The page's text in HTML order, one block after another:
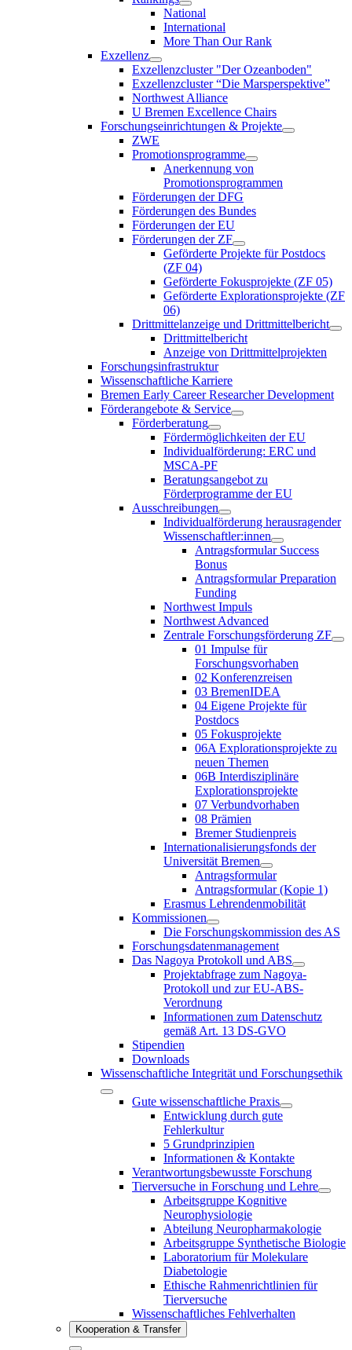
National
International
More Than Our Rank
Exzellenz
Exzellenzcluster "Der Ozeanboden"
Exzellenzcluster “Die Marsperspektive”
Northwest Alliance
U Bremen Excellence Chairs
Forschungseinrichtungen & Projekte
ZWE
Promotionsprogramme
Anerkennung von
Promotionsprogrammen
Förderungen der DFG
Förderungen des Bundes
Förderungen der EU
Förderungen der ZF
Geförderte Projekte für Postdocs
(ZF 04)
Geförderte Fokusprojekte (ZF 05)
Geförderte Explorationsprojekte (ZF
06)
Drittmittelanzeige und Drittmittelbericht
Drittmittelbericht
Anzeige von Drittmittelprojekten
Forschungsinfrastruktur
Wissenschaftliche Karriere
Bremen Early Career Researcher Development
Förderangebote & Service
Förderberatung
Fördermöglichkeiten der EU
Individualförderung: ERC und
MSCA-PF
Beratungsangebot zu
Förderprogramme der EU
Ausschreibungen
Individualförderung herausragender
Wissenschaftler:innen
Antragsformular Success
Bonus
Antragsformular Preparation
Funding
Northwest Impuls
Northwest Advanced
Zentrale Forschungsförderung ZF
01 Impulse für
Forschungsvorhaben
02 Konferenzreisen
03 BremenIDEA
04 Eigene Projekte für
Postdocs
05 Fokusprojekte
06A Explorationsprojekte zu
neuen Themen
06B Interdisziplinäre
Explorationsprojekte
07 Verbundvorhaben
08 Prämien
Bremer Studienpreis
Internationalisierungsfonds der
Universität Bremen
Antragsformular
Antragsformular (Kopie 1)
Erasmus Lehrendenmobilität
Kommissionen
Die Forschungskommission des AS
Forschungsdatenmanagement
Das Nagoya Protokoll und ABS
Projektabfrage zum Nagoya-
Protokoll und zur EU-ABS-
Verordnung
Informationen zum Datenschutz
gemäß Art. 13 DS-GVO
Stipendien
Downloads
Wissenschaftliche Integrität und Forschungsethik
Gute wissenschaftliche Praxis
Entwicklung durch gute
Fehlerkultur
5 Grundprinzipien
Informationen & Kontakte
Verantwortungsbewusste Forschung
Tierversuche in Forschung und Lehre
Arbeitsgruppe Kognitive
Neurophysiologie
Abteilung Neuropharmakologie
Arbeitsgruppe Synthetische Biologie
Laboratorium für Molekulare
Diabetologie
Ethische Rahmenrichtlinien für
Tierversuche
Wissenschaftliches Fehlverhalten
Kooperation & Transfer